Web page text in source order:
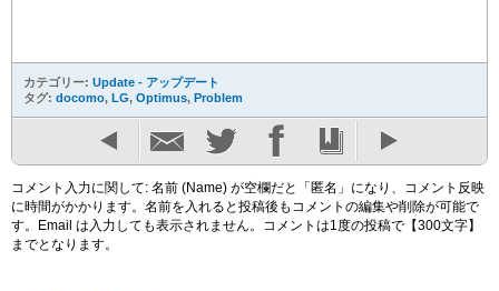
カテゴリー: Update - アップデート
タグ: docomo, LG, Optimus, Problem
コメント入力に関して: 名前 (Name) が空欄だと「匿名」になり、コメント反映
に時間がかかります。名前を入れると投稿後もコメントの編集や削除が可能で
す。Email は入力しても表示されません。コメントは1度の投稿で【300文字】
までとなります。